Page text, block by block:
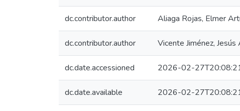
dc.contributor.author Aliaga Rojas, Elmer
dc.contributor.author Vicente Jiménez,
dc.date.accessioned 2026-02-
dc.date.available 2026-02-